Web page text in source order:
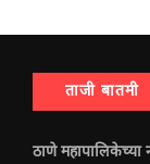
ताजी बातमी
ठाणे महापालिकेच्या